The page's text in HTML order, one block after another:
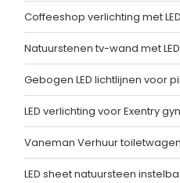
Coffeeshop verlichting met
Natuurstenen tv-wand met
Gebogen LED lichtlijnen voor
LED verlichting voor Exentry
Vaneman Verhuur
LED sheet natuursteen